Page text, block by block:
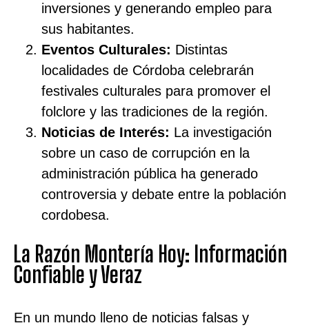
inversiones y generando empleo para
sus habitantes.
Eventos Culturales: Distintas
localidades de Córdoba celebrarán
festivales culturales para promover el
folclore y las tradiciones de la región.
Noticias de Interés: La investigación
sobre un caso de corrupción en la
administración pública ha generado
controversia y debate entre la población
cordobesa.
La Razón Montería Hoy: Información
Confiable y Veraz
En un mundo lleno de noticias falsas y